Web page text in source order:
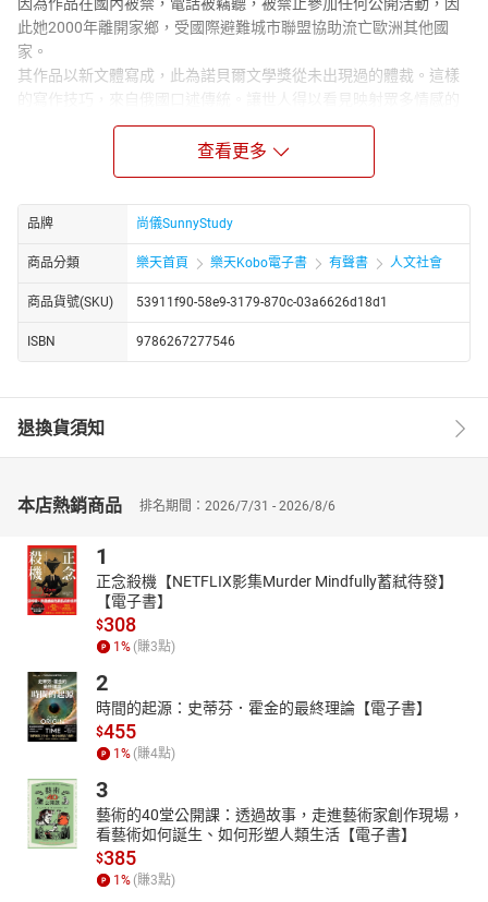
此她2000年離開家鄉，受國際避難城市聯盟協助流亡歐洲其他國
家。
其作品以新文體寫成，此為諾貝爾文學獎從未出現過的體裁。這樣
的寫作技巧，來自俄國口述傳統。讓世人得以看見映射眾多情感的
世界，透過拼貼許多聲音，使作品介於報導文學與散文之間，是一
她每部作品都花費數年書寫，訪問數百人，對象跨越數個世代，從
拼圖和提出的問題，使其作品不僅是關乎蘇聯而是甚至於全體人
除了2015年諾貝爾文學獎與1999年赫爾得獎，其作品獲獎無數，
《戰爭沒有女人的臉：169個被掩蓋的女性聲音》獲得2011波蘭安
格魯斯中歐文學獎、2011波蘭理查德‧卡布辛斯基獎報導文學類。
《車諾比的聲音》獲得2005全美書評人協會獎、1996瑞典筆會圖霍
爾斯基獎。《二手時間：追求自由的烏托邦之路》獲得2013法國文
【譯者簡介】
系學士、華東師範大學俄羅斯文學碩士、澳洲雪梨大學亞洲研究博
【朗讀者簡介】
尚儀有聲製播中心是專業的有聲出版品製作與發行單位，由獲得八
座金鐘獎的配音大師袁光麟先生擔任聲音總監。江依倫，一個屬於
山與海的人類，自由奔放，不願被束縛，聲音也是一樣；願所有相
細品味；願作者的書中字句，觸動您心。
【書籍簡介】
2015諾貝爾文學獎系列作
「從來沒有人教育我們自由是什麼，我們只被教育如何為自由而犧
牲。」
人類太容易遺忘過去，總是在重蹈覆轍……當1991年蘇聯解體那一
刻，有人期待變革，有些人恐懼改變，二十世紀的九〇年代，俄羅
查看更多
品牌 尚儀SunnyStudy
商品分類 樂天首頁 樂天Kobo電子書 有聲書 人文社會
商品貨號(SKU) 53911f90-58e9-3179-870c-03a6626d18d1
ISBN 9786267277546
退換貨須知
本店熱銷商品 排名期間：2026/7/31 - 2026/8/6
1
正念殺機【NETFLIX影集Murder Mindfully蓄弒待發】
【電子書】
$308
1 % (賺3點)
2
時間的起源：史蒂芬．霍金的最終理論【電子書】
$455
1 % (賺4點)
3
藝術的40堂公開課：透過故事，走進藝術家創作現場，
看藝術如何誕生、如何形塑人類生活【電子書】
$385
1 % (賺3點)